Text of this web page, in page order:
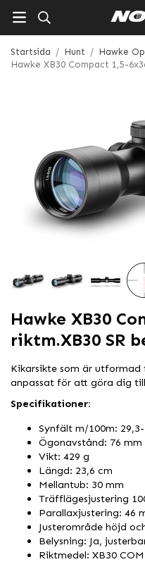
Startsida / Hunt / Hawke
Hawke XB30 Compact 1,5-
Hawke XB30
riktm.XB30 SR
Kikarsikte som är
anpassat för att göra dig
Specifikationer:
Synfält m/100m:
Ögonavstånd: 76 mm
Vikt: 429 g
Längd: 23,6 cm
Mellantub: 30 mm
Träfflägesjustering
Parallaxjustering: 46
Justerområde höjd
Belysning: Ja,
Riktmedel: XB30